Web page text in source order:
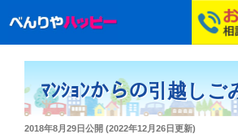
ﾏﾝｼｮﾝからの引越しご
投
2018年8月29日公開 (2022年12月26日更新)